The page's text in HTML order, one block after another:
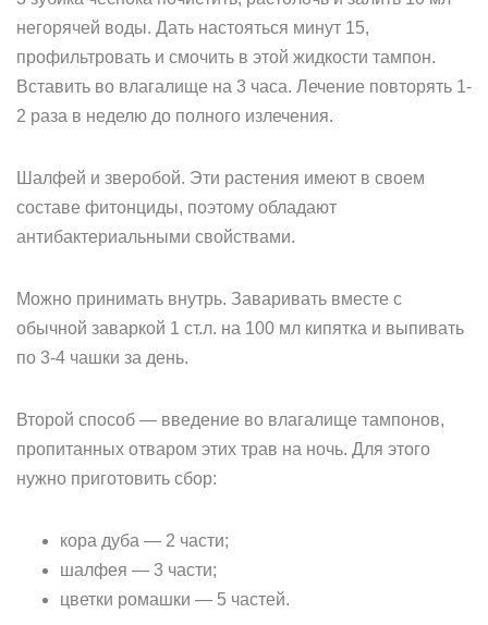
негорячей воды. Дать настояться минут 15,
профильтровать и смочить в этой жидкости тампон.
Вставить во влагалище на 3 часа. Лечение повторять 1-
2 раза в неделю до полного излечения.
Шалфей и зверобой. Эти растения имеют в своем
составе фитонциды, поэтому обладают
антибактериальными свойствами.
Можно принимать внутрь. Заваривать вместе с
обычной заваркой 1 ст.л. на 100 мл кипятка и выпивать
по 3-4 чашки за день.
Второй способ — введение во влагалище тампонов,
пропитанных отваром этих трав на ночь. Для этого
нужно приготовить сбор:
кора дуба — 2 части;
шалфея — 3 части;
цветки ромашки — 5 частей.